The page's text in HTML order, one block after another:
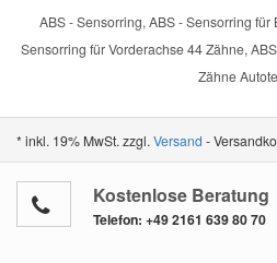
ABS - Sensorring, ABS - Sensorring
Sensorring für Vorderachse 44 Zähne,
Zähne
* inkl. 19% MwSt. zzgl. Versand -
Kostenlose Beratung
Telefon: +49 2161 639 80 70
Vauxhall Ersatzteile